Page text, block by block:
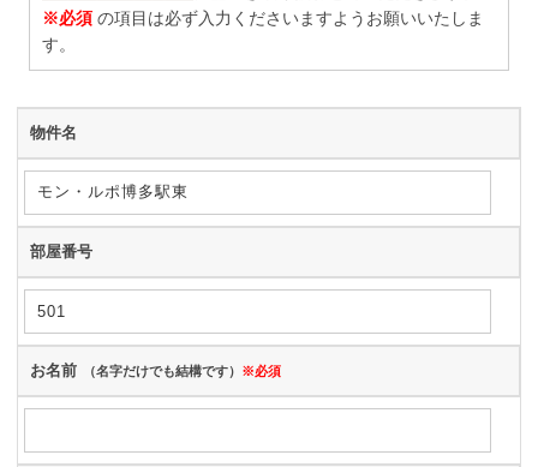
※必須 の項目は必ず入力くださいますようお願いいたしま
す。
物件名
部屋番号
お名前 （名字だけでも結構です） ※必須